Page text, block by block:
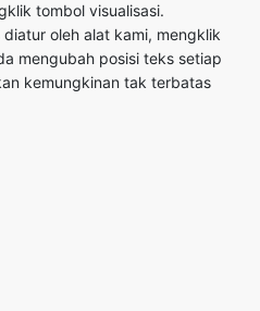
tombol visualisasi.
oleh alat kami, mengklik
mengubah posisi teks setiap
kemungkinan tak terbatas